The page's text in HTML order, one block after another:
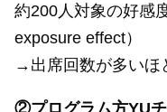
約200人対象の好感
exposure effect）
→出席回数が多いほ
②プログラム方YU